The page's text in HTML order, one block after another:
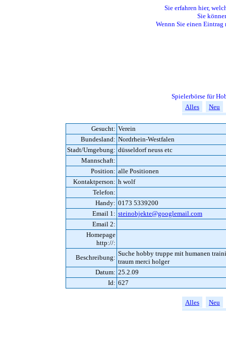
Sie erfahren hier,
Sie
Wennn Sie einen
Spielerbörse für
Alles
Neu
Gesucht: Verein
Bundesland: Nordrhein-Westfalen
Stadt/Umgebung: düsseldorf neuss etc
Mannschaft:
Position: alle Positionen
Kontaktperson: h wolf
Telefon:
Handy: 0173 5339200
Email 1: steinobjekte@googlemail.com
Email 2:
Homepage
http://:
Beschreibung:
Suche hobby truppe mit humanen
traum merci holger
Datum: 25.2.09
Id: 627
Alles Neu